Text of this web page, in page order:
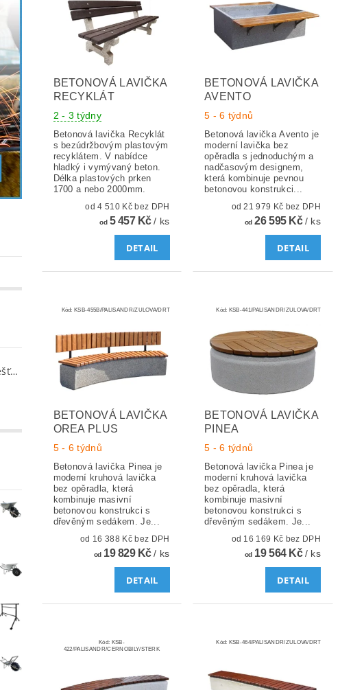
Podzemní nádrž na dešťovou vodu 1000 l
BETONOVÁ LAVIČKA
RECYKLÁT
2 - 3 týdny
Betonová lavička Recyklát
s bezúdržbovým plastovým
recyklátem. V nabídce
hladký i vymývaný beton.
Délka plastových prken
1700 a nebo 2000mm.
od 4 510 Kč bez DPH
od5 457 Kč/ ks
DETAIL
BETONOVÁ LAVIČKA
AVENTO
5 - 6 týdnů
Betonová lavička Avento je
moderní lavička bez
opěradla s jednoduchým a
nadčasovým designem,
která kombinuje pevnou
betonovou konstrukci...
od 21 979 Kč bez DPH
od26 595 Kč/ ks
DETAIL
Kód:KSB-455B/PALISANDR/ZULOVA/DRT
BETONOVÁ LAVIČKA
OREA PLUS
5 - 6 týdnů
Betonová lavička Pinea je
moderní kruhová lavička
bez opěradla, která
kombinuje masivní
betonovou konstrukci s
dřevěným sedákem. Je...
od 16 388 Kč bez DPH
od19 829 Kč/ ks
DETAIL
Kód: KSB-441/PALISANDR/ZULOVA/DRT
BETONOVÁ LAVIČKA
PINEA
5 - 6 týdnů
Betonová lavička Pinea je
moderní kruhová lavička
bez opěradla, která
kombinuje masivní
betonovou konstrukci s
dřevěným sedákem. Je...
od 16 169 Kč bez DPH
od19 564 Kč/ ks
DETAIL
Kód: KSB-
422/PALISANDR/CERNOBILY/STERK
Kód: KSB-464/PALISANDR/ZULOVA/DRT